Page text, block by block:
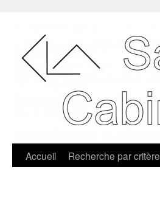
Accueil Recherche par critère